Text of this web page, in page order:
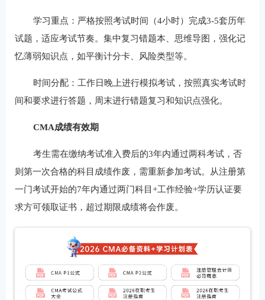
学习重点：严格按照考试时间（4小时）完成3-5套历年
试题，适应考试节奏。集中复习错题本、思维导图，强化记
忆薄弱知识点，如平衡计分卡、风险类型等。
时间分配：工作日晚上进行模拟考试，按照真实考试时
间和要求进行答题，周末进行错题复习和知识点强化。
CMA成绩有效期
考生需在缴纳考试准入费后的3年内通过两科考试，否
则第一次合格的科目成绩作废，需重新参加考试。从注册第
一门考试开始的7年内通过两门科目+工作经验+学历认证要
求方可领取证书，超过期限成绩将会作废。